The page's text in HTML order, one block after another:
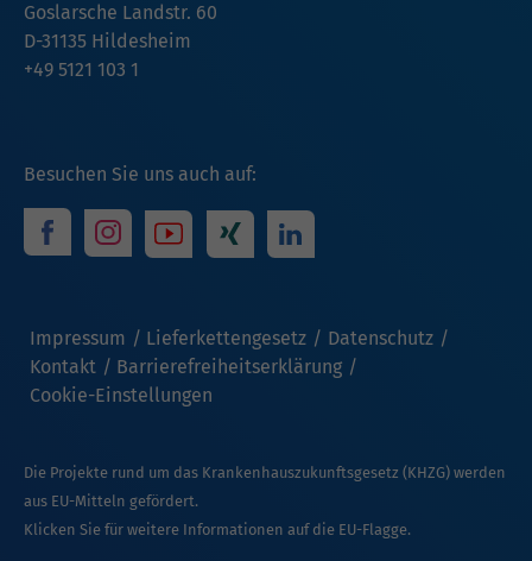
Besuchen Sie uns auch auf:
Impressum Lieferkettengesetz
Datenschutz
Kontakt
Barrierefreiheitserklärung
Cookie-Einstellungen
Goslarsche Landstr. 60
D-31135 Hildesheim
+49 5121 103 1
Die Projekte rund um das Krankenhauszukunftsgesetz (KHZG) werden
aus EU-Mitteln gefördert.
Klicken Sie für weitere Informationen auf die EU-Flagge.